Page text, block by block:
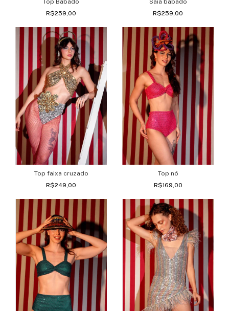
Top Babado
R$259,00
Saia babado
R$259,00
Top faixa cruzado
R$249,00
Top nó
R$169,00